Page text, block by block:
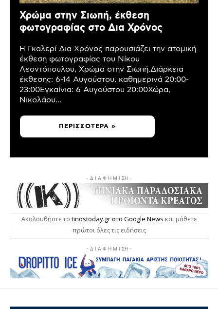
Χρώμα στην Σιωπή, έκθεση
φωτογραφίας στο Δια Χρόνος
Η Γκαλερί Δια Χρόνος παρουσιάζει την ατομική
έκθεση φωτογραφίας του Νίκου
Λεοντόπουλου, Χρώμα στην Σιωπή.Διάρκεια
έκθεσης: 6-14 Αυγούστου, καθημερινά 20:00-
23:00Εγκαίνια: 6 Αυγούστου 20:00Χώρα,
Νικολάου...
ΠΕΡΙΣΣΌΤΕΡΑ »
- Δ Ι Α Φ Η Μ Ι ΣΗ -
Ακολουθήστε το tinostoday.gr στο Google News και μάθετε
πρώτοι όλες τις ειδήσεις
- Δ Ι Α Φ Η Μ Ι ΣΗ -